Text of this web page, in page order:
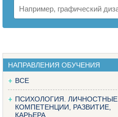
НАПРАВЛЕНИЯ ОБУЧЕНИЯ
ВСЕ
ПСИХОЛОГИЯ. ЛИЧНОСТНЫЕ
КОМПЕТЕНЦИИ, РАЗВИТИЕ,
КАРЬЕРА